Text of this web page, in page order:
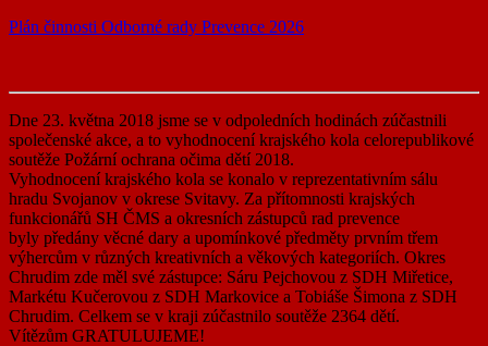
Plán činnosti Odborné rady Prevence 2026
Dne 23. května 2018 jsme se v odpoledních hodinách zúčastnili
společenské akce, a to vyhodnocení krajského kola celorepublikové
soutěže Požární ochrana očima dětí 2018.
Vyhodnocení krajského kola se konalo v reprezentativním sálu
hradu Svojanov v okrese Svitavy. Za přítomnosti krajských
funkcionářů SH ČMS a okresních zástupců rad prevence
byly předány věcné dary a upomínkové předměty prvním třem
výhercům v různých kreativních a věkových kategoriích. Okres
Chrudim zde měl své zástupce: Sáru Pejchovou z SDH Miřetice,
Markétu Kučerovou z SDH Markovice a Tobiáše Šimona z SDH
Chrudim. Celkem se v kraji zúčastnilo soutěže 2364 dětí.
Vítězům GRATULUJEME!